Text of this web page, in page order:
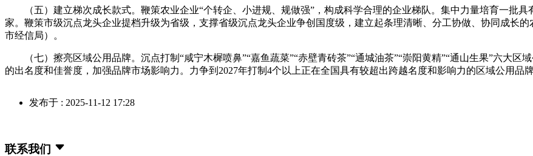
（五）建立梯次成长款式。鞭策农业企业“个转企、小进规、规做强”，构成科学合理的企业梯队。集中力量培育一批具
家。鞭策市级沉点龙头企业提档升级为省级，支撑省级沉点龙头企业争创国度级，建立起条理清晰、分工协做、协同成长
市经信局）。
（七）擦亮区域公用品牌。沉点打制“咸宁木樨喷鼻”“嘉鱼蔬菜”“赤壁青砖茶”“通城油茶”“崇阳黄精”“通山生果”六大区
的出名度和佳誉度，加强品牌市场影响力。力争到2027年打制4个以上正在全国具有较超出跨越名度和影响力的区域公用品
发布于 : 2025-11-12 17:28
联系我们